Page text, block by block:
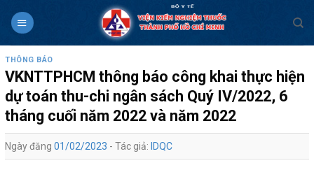
THÔNG BÁO
VKNTTPHCM thông báo công khai thực hiện
dự toán thu-chi ngân sách Quý IV/2022, 6
tháng cuối năm 2022 và năm 2022
Ngày đăng 01/02/2023 - Tác giả: IDQC